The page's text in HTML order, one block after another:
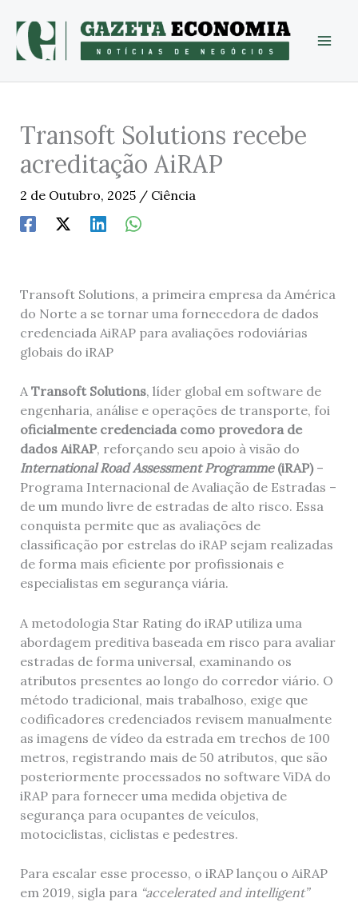
content
Transoft Solutions recebe
acreditação AiRAP
2 de Outubro, 2025 / Ciência
Transoft Solutions, a primeira empresa da América
do Norte a se tornar uma fornecedora de dados
credenciada AiRAP para avaliações rodoviárias
globais do iRAP
ATransoft Solutions, líder global em software de
engenharia, análise e operações de transporte, foi
oficialmente credenciada como provedora de
dados AiRAP, reforçando seu apoio à visão do
International Road Assessment Programme(iRAP)–
Programa Internacional de Avaliação de Estradas –
de um mundo livre de estradas de alto risco. Essa
conquista permite que as avaliações de
classificação por estrelas do iRAP sejam realizadas
de forma mais eficiente por profissionais e
especialistas em segurança viária.
A metodologia Star Rating do iRAP utiliza uma
abordagem preditiva baseada em risco para avaliar
estradas de forma universal, examinando os
atributos presentes ao longo do corredor viário. O
método tradicional, mais trabalhoso, exige que
codificadores credenciados revisem manualmente
as imagens de vídeo da estrada em trechos de 100
metros, registrando mais de 50 atributos, que são
posteriormente processados ​​no software ViDA do
iRAP para fornecer uma medida objetiva de
segurança para ocupantes de veículos,
motociclistas, ciclistas e pedestres.
Para escalar esse processo, o iRAP lançou o AiRAP
em 2019, sigla para “accelerated and intelligent”